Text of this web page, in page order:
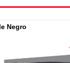
Negro